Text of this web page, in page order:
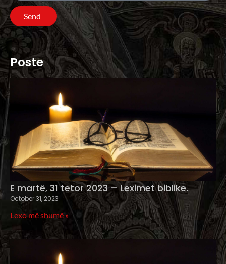
Send
Poste
E martë, 31 tetor 2023 – Leximet biblike.
October 31, 2023
Lexo më shumë »